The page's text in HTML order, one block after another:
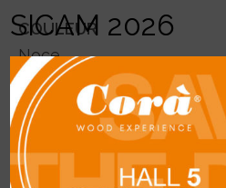
COULEUR
Noce
UGS :3127
Catégorie :Corà Placages
SICAM 2026